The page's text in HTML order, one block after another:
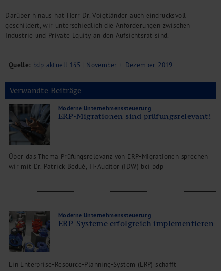
Events
Karriere
Darüber hinaus hat Herr Dr. Voigtländer auch eindrucksvoll
geschildert, wir unterschiedlich die Anforderungen zwischen
Industrie und Private Equity an den Aufsichtsrat sind.
Quelle: bdp aktuell 165 | November + Dezember 2019
Verwandte Beiträge
Moderne Unternehmenssteuerung
ERP-Migrationen sind prüfungsrelevant!
Über das Thema Prüfungsrelevanz von ERP-Migrationen sprechen
wir mit Dr. Patrick Bedué, IT-Auditor (IDW) bei bdp
Moderne Unternehmenssteuerung
ERP-Systeme erfolgreich implementieren
Ein Enterprise-Resource-Planning-System (ERP) schafft